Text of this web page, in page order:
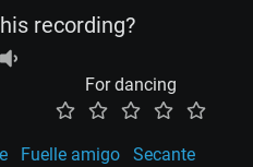
recording?
For dancing
Fuelle amigo Secante